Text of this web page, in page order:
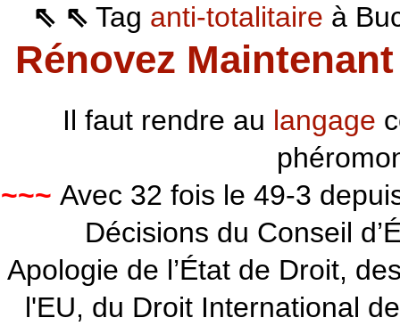
⇖ ⇖ Tag anti-totalitaire à
Rénovez
Il faut rendre au langage
~~~ Avec 32 fois le 49-3
Décisions du Conseil
Apologie de l’État de Droit,
l'EU, du Droit International